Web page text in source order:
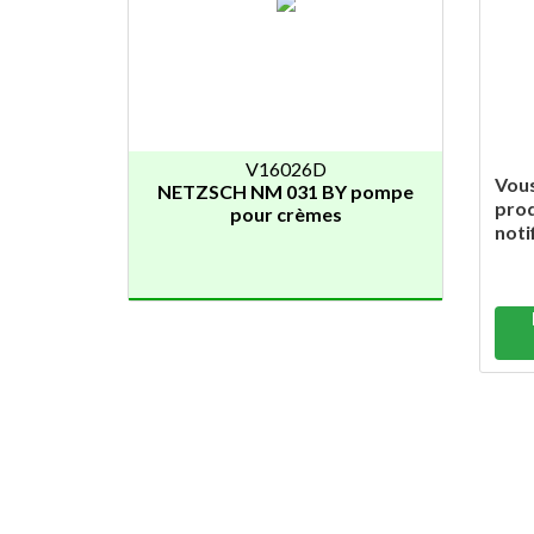
V16026D
NETZSCH NM 031 BY pompe
pour crèmes